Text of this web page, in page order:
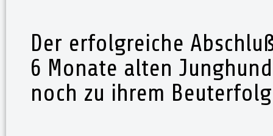
Der erfolgreiche
6 Monate alten
noch zu ihrem